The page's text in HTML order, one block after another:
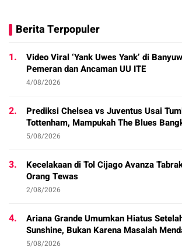
Berita Terpopuler
1.
Video Viral ‘Yank Uwes Yank’ di
Pemeran dan Ancaman UU ITE
4/08/2026
2.
Prediksi Chelsea vs Juventus Usai
Tottenham, Mampukah The Blues
5/08/2026
3.
Kecelakaan di Tol Cijago Avanza
Orang Tewas
2/08/2026
4.
Ariana Grande Umumkan Hiatus
Sunshine, Bukan Karena Masalah
5/08/2026